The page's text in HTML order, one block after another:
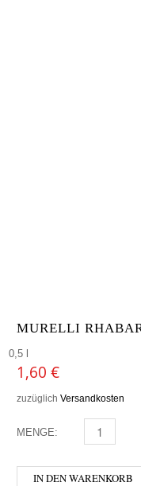
MURELLI
0,5 l
1,60 €
zuzüglich Versandkosten
MENGE: MURELLI
IN DEN WARENKORB